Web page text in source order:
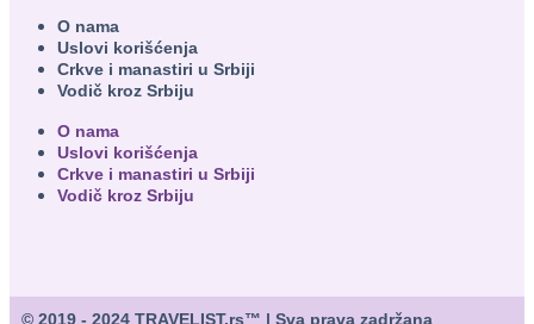
O nama
Uslovi korišćenja
Crkve i manastiri u Srbiji
Vodič kroz Srbiju
O nama
Uslovi korišćenja
Crkve i manastiri u Srbiji
Vodič kroz Srbiju
© 2019 - 2024 TRAVELIST.rs™ | Sva prava zadržana